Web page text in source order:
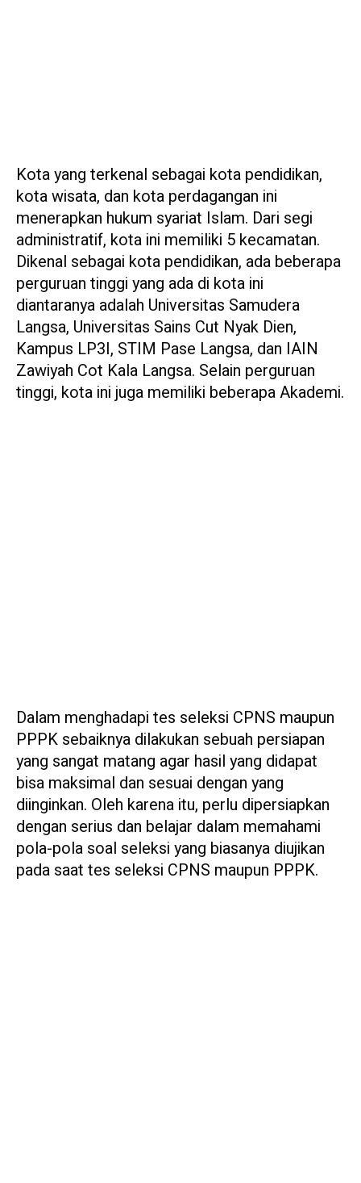
Kota yang terkenal sebagai kota pendidikan,
kota wisata, dan kota perdagangan ini
menerapkan hukum syariat Islam. Dari segi
administratif, kota ini memiliki 5 kecamatan.
Dikenal sebagai kota pendidikan, ada beberapa
perguruan tinggi yang ada di kota ini
diantaranya adalah Universitas Samudera
Langsa, Universitas Sains Cut Nyak Dien,
Kampus LP3I, STIM Pase Langsa, dan IAIN
Zawiyah Cot Kala Langsa. Selain perguruan
tinggi, kota ini juga memiliki beberapa Akademi.
Dalam menghadapi tes seleksi CPNS maupun
PPPK sebaiknya dilakukan sebuah persiapan
yang sangat matang agar hasil yang didapat
bisa maksimal dan sesuai dengan yang
diinginkan. Oleh karena itu, perlu dipersiapkan
dengan serius dan belajar dalam memahami
pola-pola soal seleksi yang biasanya diujikan
pada saat tes seleksi CPNS maupun PPPK.